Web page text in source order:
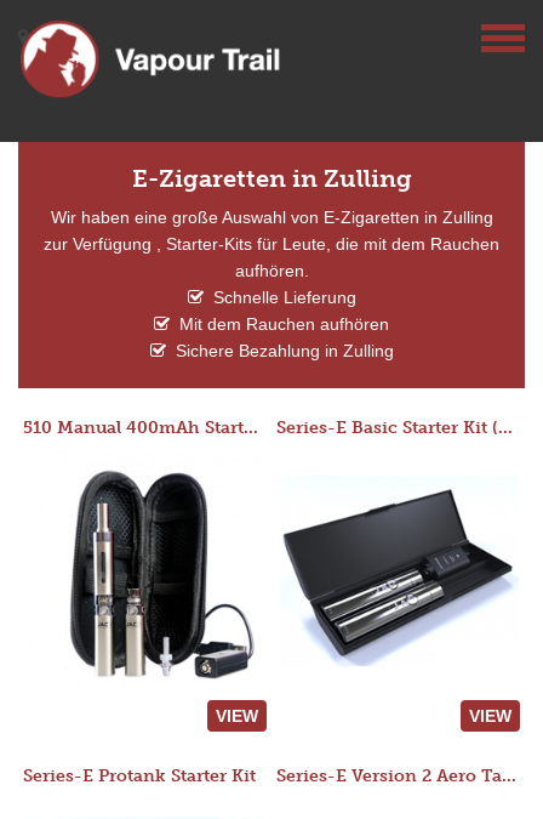
E-Zigaretten in Zulling
Wir haben eine große Auswahl von E-Zigaretten in Zulling
zur Verfügung , Starter-Kits für Leute, die mit dem Rauchen
aufhören.
Schnelle Lieferung
Mit dem Rauchen aufhören
Sichere Bezahlung in Zulling
510 Manual 400mAh Starter Kit
VIEW
Series-E Basic Starter Kit (No Tank)
VIEW
Series-E Protank Starter Kit Series-E Version 2 Aero Tank Starter Kit